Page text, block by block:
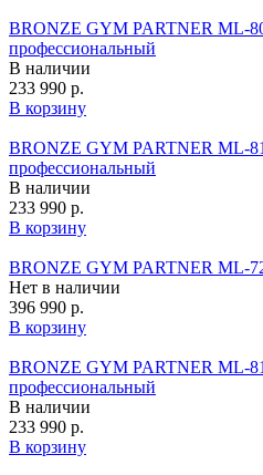
BRONZE GYM PARTNER ML-
профессиональный
В наличии
233 990 р.
В корзину
BRONZE GYM PARTNER ML-
профессиональный
В наличии
233 990 р.
В корзину
BRONZE GYM PARTNER ML-
Нет в наличии
396 990 р.
В корзину
BRONZE GYM PARTNER ML-
профессиональный
В наличии
233 990 р.
В корзину